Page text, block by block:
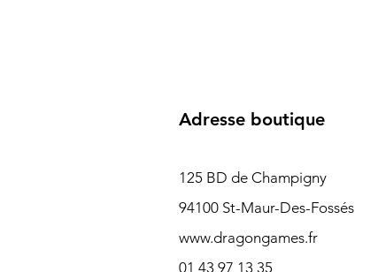
Adresse boutique
125 BD de Champigny
94100 St-Maur-Des-Fossés
www.dragongames.fr
01 43 97 13 35